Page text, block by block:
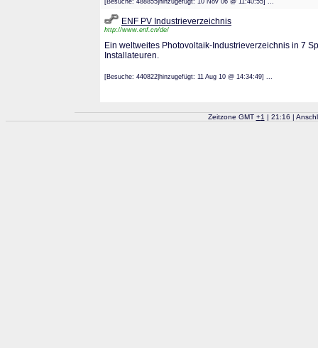
[Besuche: 488855|hinzugefügt: 10 Nov 06 @ 11:40:55] ...
ENF PV Industrieverzeichnis
http://www.enf.cn/de/
Ein weltweites Photovoltaik-Industrieverzeichnis in 7
Installateuren.
[Besuche: 440822|hinzugefügt: 11 Aug 10 @ 14:34:49] ...
Zeitzone GMT +1 | 21:16 |